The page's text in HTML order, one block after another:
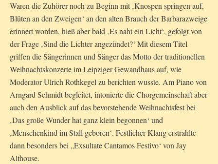
Waren die Zuhörer noch zu Beginn mit ‚Knospen springen auf,
Blüten an den Zweigen‘ an den alten Brauch der Barbarazweige
erinnert worden, hieß aber bald ‚Es naht ein Licht‘, gefolgt von
der Frage ‚Sind die Lichter angezündet?‘ Mit diesem Titel
griffen die Sängerinnen und Sänger das Motto der traditionellen
Weihnachtskonzerte im Leipziger Gewandhaus auf, wie
Moderator Ulrich Rothkegel zu berichten wusste. Am Piano von
Arngard Schmidt begleitet, intonierte die Chorgemeinschaft aber
auch den Ausblick auf das bevorstehende Weihnachtsfest bei
‚Das große Wunder hat ganz klein begonnen‘ und
‚Menschenkind im Stall geboren‘. Festlicher Klang erstrahlte
dann besonders bei „Exsultate Cantamos Festivo‘ von Jay
Althouse.